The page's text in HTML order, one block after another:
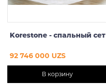
Korestone - спальный сет
92 746 000 UZS
В корзину